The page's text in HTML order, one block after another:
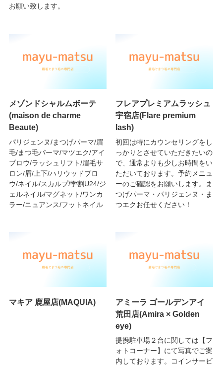
お願い致します。
メゾンドシャルムボーテ
(maison de charme
Beaute)
パリジェンヌ/まつげパーマ/眉
毛/まつ毛パーマ/マツエク/アイ
ブロウ/ラッシュリフト/眉毛サ
ロン/眉/上下/ハリウッドブロ
ウ/ネイル/スカルプ/学割U24/ジ
ェルネイル/マグネット/ワンカ
ラー/ニュアンス/フットネイル
フレアプレミアムラッシュ
宇宿店(Flare premium
lash)
初回は特にカウンセリングをし
っかりとさせていただきたいの
で、通常よりも少しお時間をい
ただいております。予約メニュ
ーのご確認をお願いします。ま
つげパーマ・パリジェンヌ・ま
つエクお任せください！
マキア 鹿屋店(MAQUIA)
アミーラ ゴールデンアイ
荒田店(Amira × Golden
eye)
提携駐車場２台に関しては【フ
ォトコーナー】にて写真でご案
内しております。コインサービ